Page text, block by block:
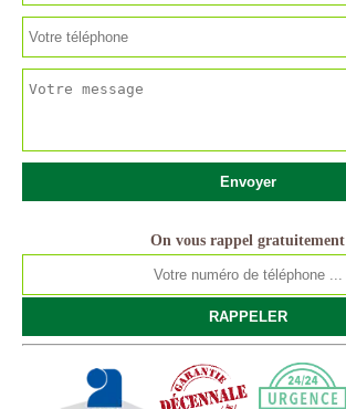
On vous rappel gratuitement